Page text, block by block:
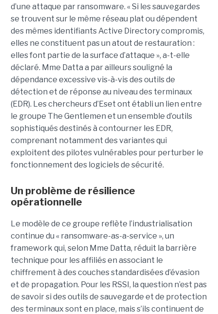
d’une attaque par ransomware. « Si les sauvegardes
se trouvent sur le même réseau plat ou dépendent
des mêmes identifiants Active Directory compromis,
elles ne constituent pas un atout de restauration :
elles font partie de la surface d’attaque », a-t-elle
déclaré. Mme Datta a par ailleurs souligné la
dépendance excessive vis-à-vis des outils de
détection et de réponse au niveau des terminaux
(EDR). Les chercheurs d’Eset ont établi un lien entre
le groupe The Gentlemen et un ensemble d’outils
sophistiqués destinés à contourner les EDR,
comprenant notamment des variantes qui
exploitent des pilotes vulnérables pour perturber le
fonctionnement des logiciels de sécurité.
Un problème de résilience
opérationnelle
Le modèle de ce groupe reflète l’industrialisation
continue du « ransomware-as-a-service », un
framework qui, selon Mme Datta, réduit la barrière
technique pour les affiliés en associant le
chiffrement à des couches standardisées d’évasion
et de propagation. Pour les RSSI, la question n’est pas
de savoir si des outils de sauvegarde et de protection
des terminaux sont en place, mais s’ils continuent de